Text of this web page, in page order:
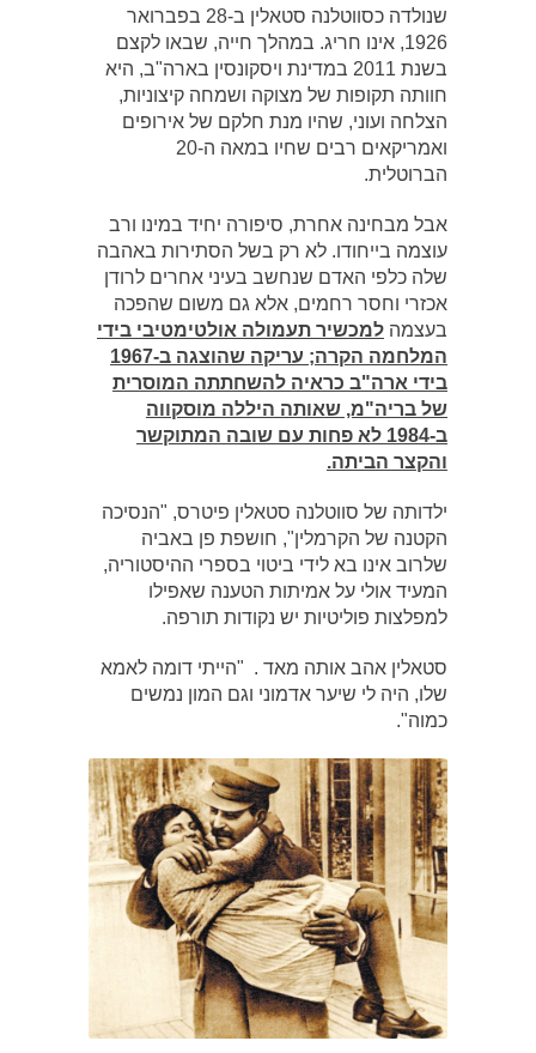
שנולדה כסווטלנה סטאלין ב-28 בפברואר
1926, אינו חריג. במהלך חייה, שבאו לקצם
בשנת 2011 במדינת ויסקונסין בארה"ב, היא
חוותה תקופות של מצוקה ושמחה קיצוניות,
הצלחה ועוני, שהיו מנת חלקם של אירופים
ואמריקאים רבים שחיו במאה ה-20
הברוטלית.
אבל מבחינה אחרת, סיפורה יחיד במינו ורב
עוצמה בייחודו. לא רק בשל הסתירות באהבה
שלה כלפי האדם שנחשב בעיני אחרים לרודן
אכזרי וחסר רחמים, אלא גם משום שהפכה
בעצמה למכשיר תעמולה אולטימטיבי בידי
המלחמה הקרה; עריקה שהוצגה ב-1967
בידי ארה"ב כראיה להשחתתה המוסרית
של בריה"מ, שאותה היללה מוסקווה
ב-1984 לא פחות עם שובה המתוקשר
והקצר הביתה.
ילדותה של סווטלנה סטאלין פיטרס, "הנסיכה
הקטנה של הקרמלין", חושפת פן באביה
שלרוב אינו בא לידי ביטוי בספרי ההיסטוריה,
המעיד אולי על אמיתות הטענה שאפילו
למפלצות פוליטיות יש נקודות תורפה.
סטאלין אהב אותה מאד . "הייתי דומה לאמא
שלו, היה לי שיער אדמוני וגם המון נמשים
כמוה".